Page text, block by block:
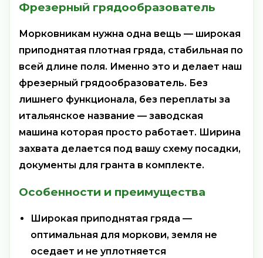
Фрезерный грядообразователь
Морковникам нужна одна вещь — широкая
приподнятая плотная гряда, стабильная по
всей длине поля. Именно это и делает наш
фрезерный грядообразователь. Без
лишнего функционала, без переплаты за
итальянское название — заводская
машина которая просто работает. Ширина
захвата делается под вашу схему посадки,
документы для гранта в комплекте.
Особенности и преимущества
Широкая приподнятая гряда —
оптимальная для моркови, земля не
оседает и не уплотняется